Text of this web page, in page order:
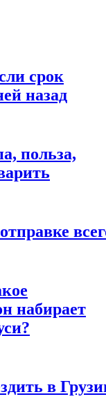
срок
назад
польза,
набирает
в